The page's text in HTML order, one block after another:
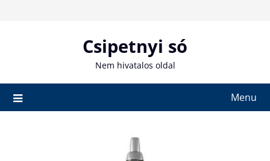
Csipetnyi só
Nem hivatalos oldal
Menu